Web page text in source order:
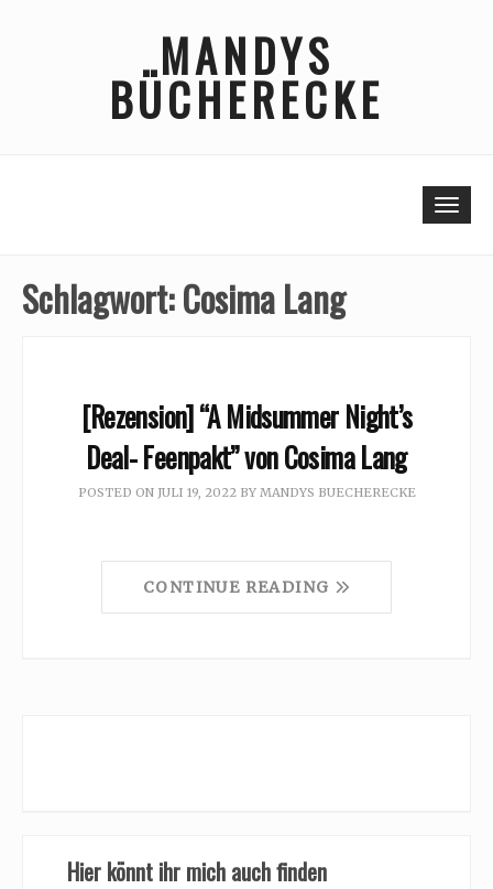
MANDYS
BÜCHERECKE
Schlagwort:Cosima Lang
[Rezension] “A Midsummer Night’s
Deal- Feenpakt” von Cosima Lang
POSTED ON JULI 19, 2022BY MANDYS BUECHERECKE
CONTINUE READING
Hier könnt ihr mich auch finden